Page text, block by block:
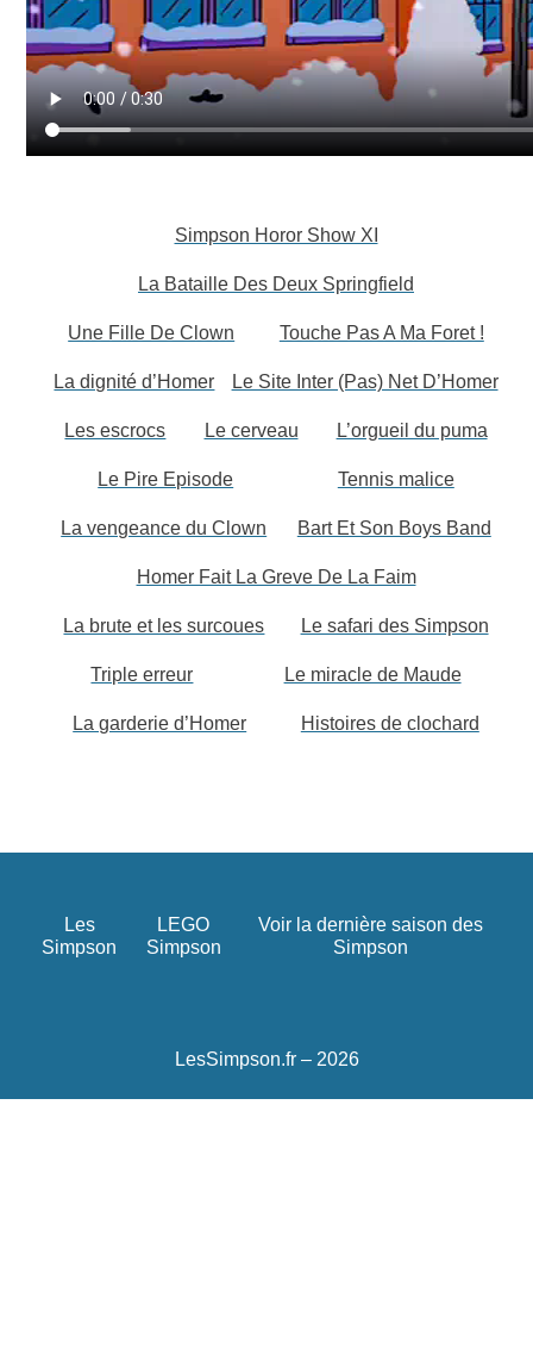
Simpson Horor Show XI
La Bataille Des Deux Springfield
Une Fille De Clown Touche Pas A Ma Foret !
La dignité d’Homer Le Site Inter (Pas) Net D’Homer
Les escrocs Le cerveau L’orgueil du puma
Le Pire Episode Tennis malice
La vengeance du Clown Bart Et Son Boys Band
Homer Fait La Greve De La Faim
La brute et les surcoues Le safari des Simpson
Triple erreur Le miracle de Maude
La garderie d’Homer Histoires de clochard
Les
Simpson
LEGO
Simpson
Voir la dernière saison des
Simpson
LesSimpson.fr – 2026